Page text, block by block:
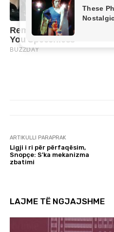
ARTIKULLI PARAPRAK
Ligji i ri për përfaqësim,
Snopçe: S’ka mekanizma
zbatimi
LAJME TË NGJAJSHME